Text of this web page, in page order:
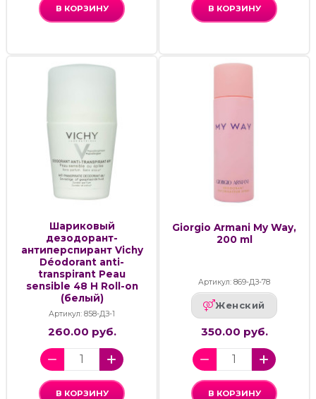
В КОРЗИНУ В КОРЗИНУ
Шариковый
дезодорант-
антиперспирант Vichy
Déodorant anti-
transpirant Peau
sensible 48 H Roll-on
(белый)
Артикул: 858-ДЗ-1
260.00 руб.
В КОРЗИНУ
Giorgio Armani My Way,
200 ml
Артикул: 869-ДЗ-78
Женский
350.00 руб.
В КОРЗИНУ